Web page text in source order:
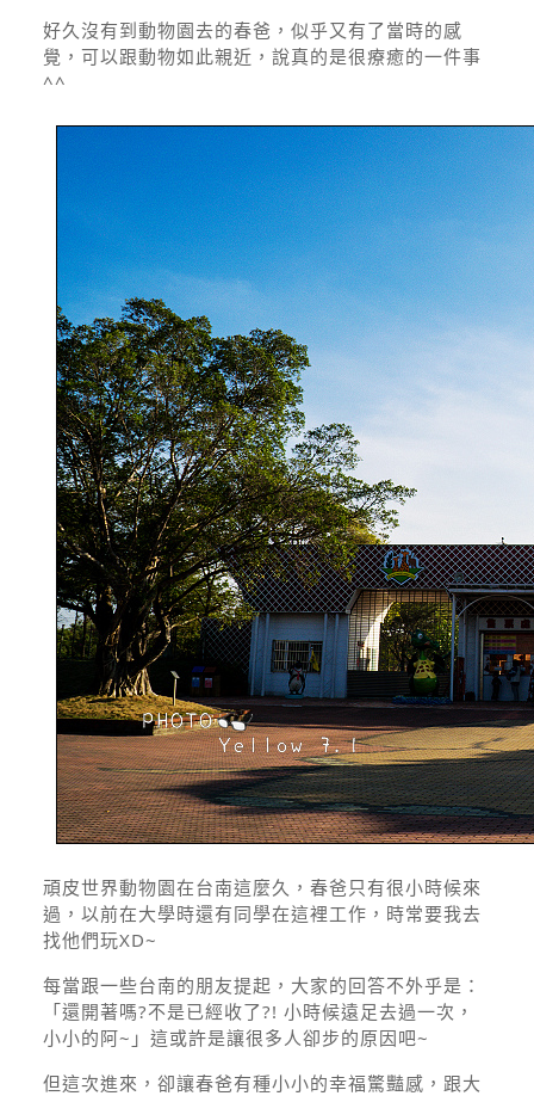
好久沒有到動物園去的春爸，似乎又有了當時的感
覺，可以跟動物如此親近，說真的是很療癒的一件事
^^
頑皮世界動物園在台南這麼久，春爸只有很小時候來
過，以前在大學時還有同學在這裡工作，時常要我去
找他們玩XD~
每當跟一些台南的朋友提起，大家的回答不外乎是：
「還開著嗎?不是已經收了?! 小時候遠足去過一次，
小小的阿~」這或許是讓很多人卻步的原因吧~
但這次進來，卻讓春爸有種小小的幸福驚豔感，跟大